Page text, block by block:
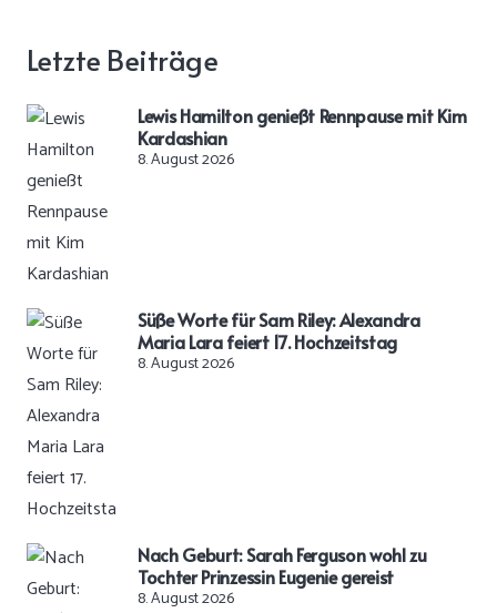
Letzte Beiträge
Lewis Hamilton genießt Rennpause mit Kim
Kardashian
8. August 2026
Süße Worte für Sam Riley: Alexandra
Maria Lara feiert 17. Hochzeitstag
8. August 2026
Nach Geburt: Sarah Ferguson wohl zu
Tochter Prinzessin Eugenie gereist
8. August 2026